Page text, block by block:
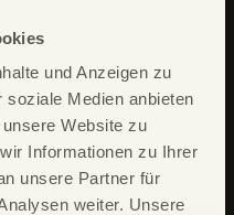
und Anzeigen zu
soziale Medien anbieten
Website zu
Informationen zu Ihrer
unsere Partner für
weiter. Unsere